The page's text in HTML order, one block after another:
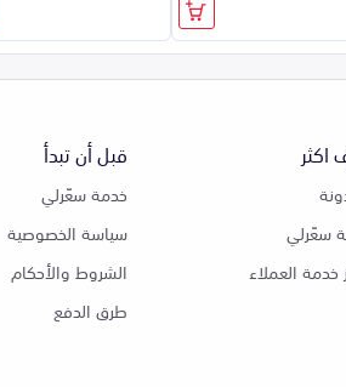
اكثر
سعّرلي
خدمة العملاء
قبل أن تبدأ
خدمة سعّرلي
سياسة الخصوصية
الشروط والأحكام
طرق الدفع